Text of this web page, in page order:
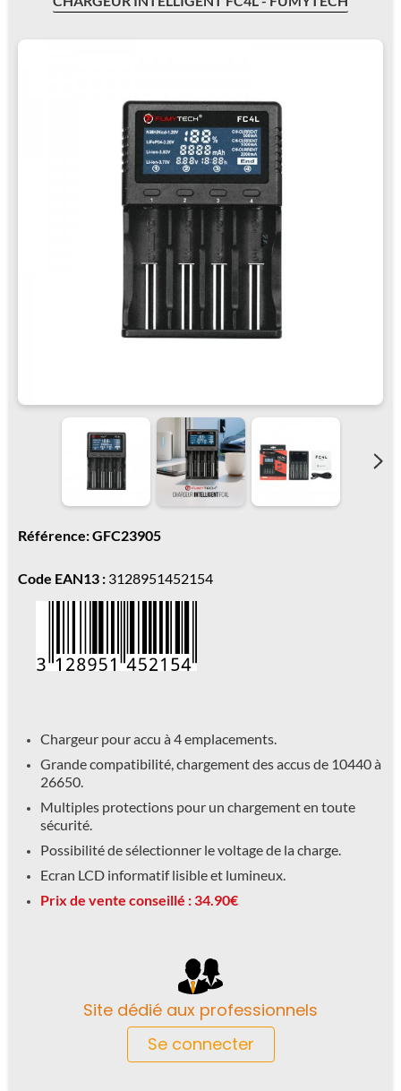
Référence: GFC23905
Code EAN13 : 3128951452154
Chargeur pour accu à 4 emplacements.
Grande compatibilité, chargement des accus de 10440 à
26650.
Multiples protections pour un chargement en toute
sécurité.
Possibilité de sélectionner le voltage de la charge.
Ecran LCD informatif lisible et lumineux.
Prix de vente conseillé : 34.90€
Site dédié aux professionnels
Se connecter